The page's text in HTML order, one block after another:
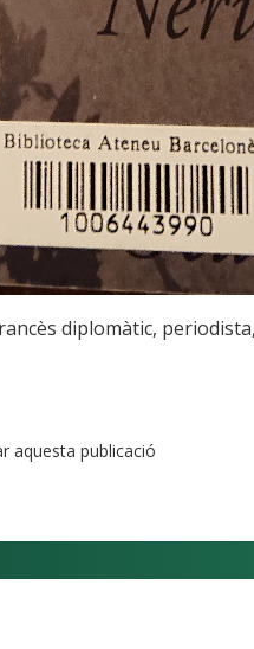
diplomàtic,
aquesta publicació